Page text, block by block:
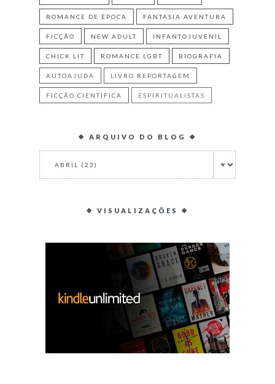
ROMANCE DE ÉPOCA FANTASIA AVENTURA
FICÇÃO NEW ADULT INFANTOJUVENIL
CHICK LIT ROMANCE LGBT BIOGRAFIA
AUTOAJUDA LIVRO REPORTAGEM
FICÇÃO CIENTÍFICA ESPIRITUALISTAS
❖ ARQUIVO DO BLOG ❖
❖ VISUALIZAÇÕES ❖